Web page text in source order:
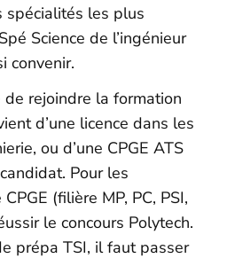
spécialités les plus
Science de l’ingénieur
convenir.
rejoindre la formation
d’une licence dans les
ou d’une CPGE ATS
Pour les
(filière MP, PC, PSI,
le concours Polytech.
prépa TSI, il faut passer